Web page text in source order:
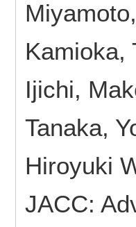
Kamioka,
Ijichi,
Tanaka,
Hiroyuki
JACC: